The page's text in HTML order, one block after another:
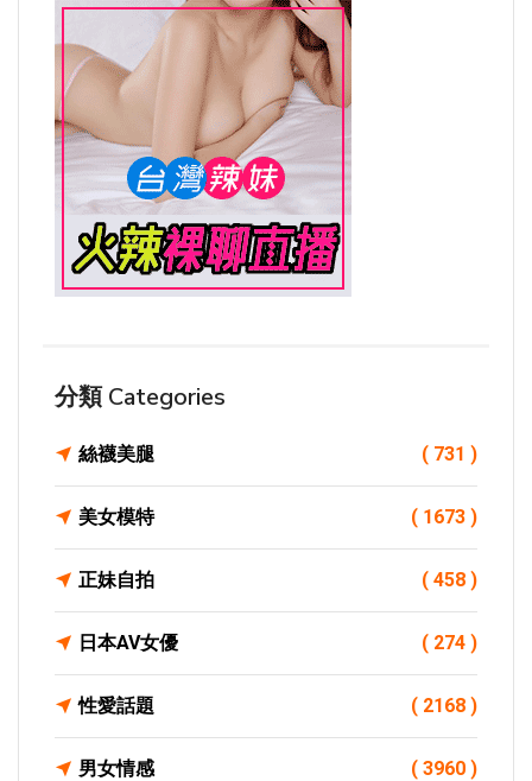
分類 Categories
絲襪美腿 ( 731 )
美女模特 ( 1673 )
正妹自拍 ( 458 )
日本AV女優 ( 274 )
性愛話題 ( 2168 )
男女情感 ( 3960 )